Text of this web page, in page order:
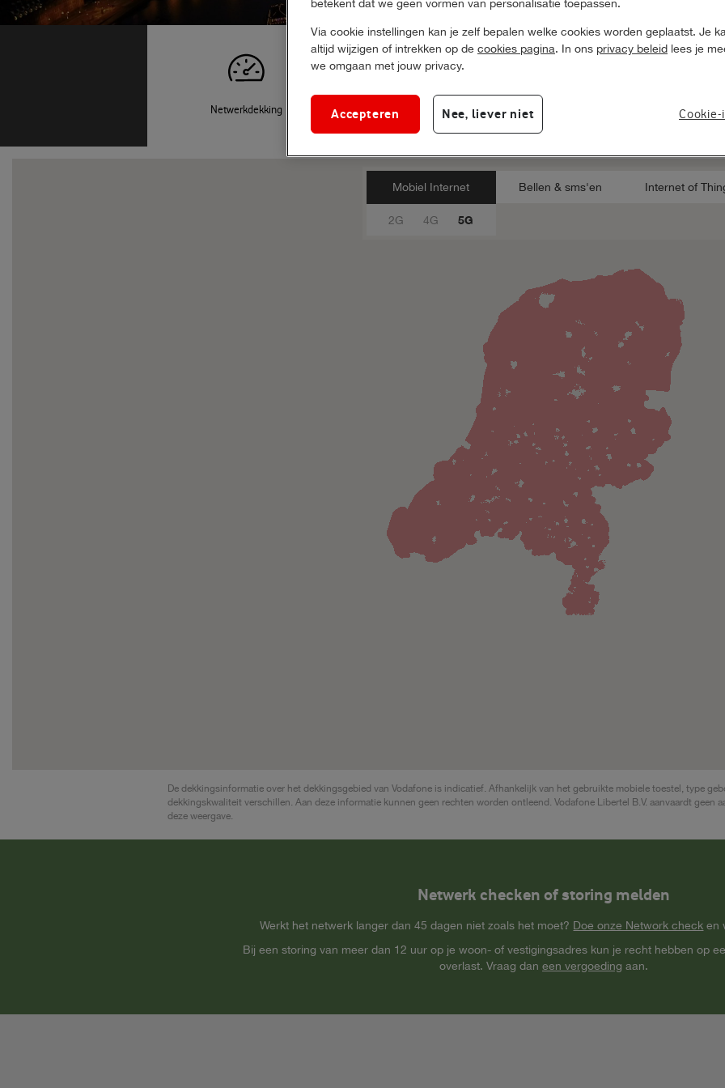
Netwerkdekking 4G+ planning
Zoek op postcode
Mobiel Internet Bellen & sms'en Internet of
2G 4G 5G
De dekkingsinformatie over het dekkingsgebied van Vodafone is indicatief. Afhankelijk van het gebruikte mobiele toestel, type
dekkingskwaliteit verschillen. Aan deze informatie kunnen geen rechten worden ontleend. Vodafone Libertel B.V. aanvaardt geen
deze weergave.
Netwerk checken of storing melden
Werkt het netwerk langer dan 45 dagen niet zoals het moet? Doe onze Network check en
Bij een storing van meer dan 12 uur op je woon- of vestigingsadres kun je recht hebben op
overlast. Vraag dan een vergoeding aan.
betekent dat we geen vormen van personalisatie toepassen.
Via cookie instellingen kan je zelf bepalen welke cookies worden geplaatst. Je
altijd wijzigen of intrekken op de cookies pagina. In ons privacy beleid lees je
we omgaan met jouw privacy.
Accepteren Nee, liever niet